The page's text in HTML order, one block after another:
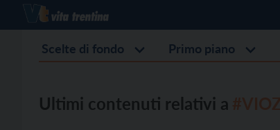
Scelte di fondo Primo piano
Ultimi contenuti relativi a